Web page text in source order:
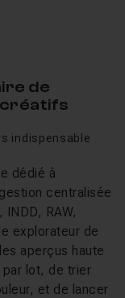
de
créatifs
indispensable
dédié à
centralisée
RAW,
explorateur de
aperçus haute
lot, de trier
et de lancer